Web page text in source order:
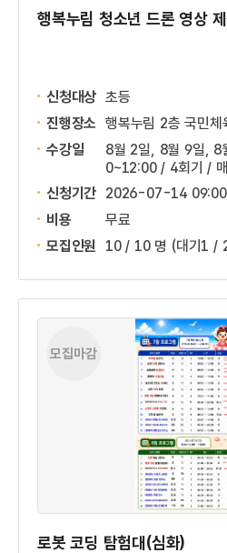
행복누림 청소년 드론 영상
신청대상 초등
진행장소 행복누림 2층 국민체
수강일
8월 2일, 8월 9일,
0~12:00 / 4회기 /
신청기간 2026-07-14
비용
무료
모집인원
10 / 10 명 (대기1 /
모집마감
로봇 코딩 탐험대(심화)